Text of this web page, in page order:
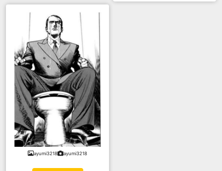
ayumi3218 ayumi3218